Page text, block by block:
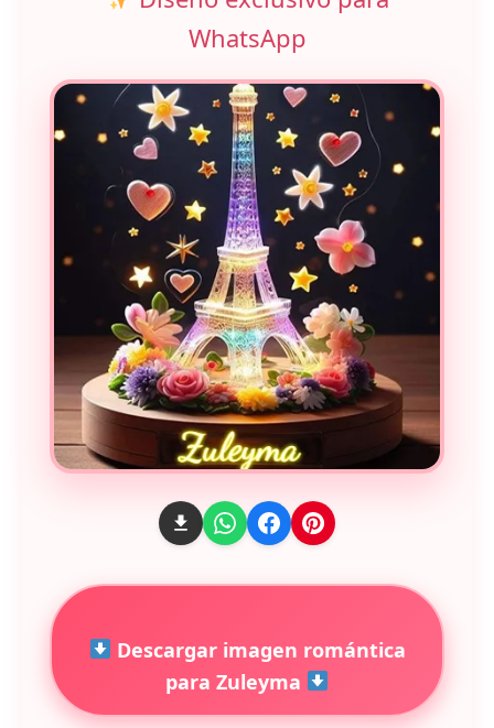
WhatsApp
Descargar imagen romántica
para Zuleyma